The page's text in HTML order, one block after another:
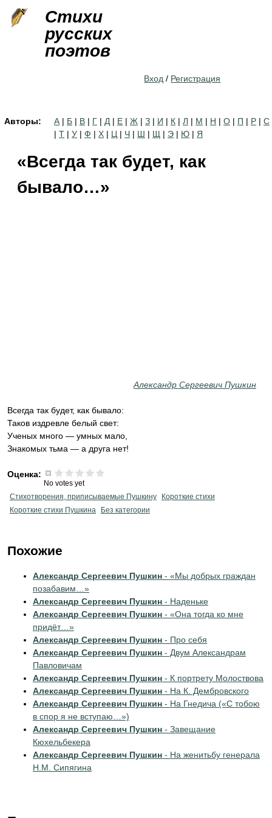
Стихи
русских
поэтов
Вход / Регистрация
Авторы: А | Б | В | Г | Д | Е | Ж | З | И | К | Л | М | Н | О | П | Р | С
| Т | У | Ф | Х | Ц | Ч | Ш | Щ | Э | Ю | Я
«Всегда так будет, как
бывало…»
Александр Сергеевич Пушкин
Всегда так будет, как бывало:
Таков издревле белый свет:
Ученых много — умных мало,
Знакомых тьма — а друга нет!
Оценка:
No votes yet
Стихотворения, приписываемые Пушкину
Короткие стихи
Короткие стихи Пушкина
Без категории
Похожие
Александр Сергеевич Пушкин - «Мы добрых граждан
позабавим…»
Александр Сергеевич Пушкин - Наденьке
Александр Сергеевич Пушкин - «Она тогда ко мне
придёт…»
Александр Сергеевич Пушкин - Про себя
Александр Сергеевич Пушкин - Двум Александрам
Павловичам
Александр Сергеевич Пушкин - К портрету Молоствова
Александр Сергеевич Пушкин - На К. Дембровского
Александр Сергеевич Пушкин - На Гнедича («С тобою
в спор я не вступаю…»)
Александр Сергеевич Пушкин - Завещание
Кюхельбекера
Александр Сергеевич Пушкин - На женитьбу генерала
Н.М. Сипягина